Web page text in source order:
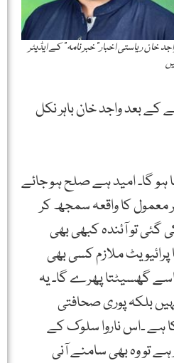
خان ریاستی اخبار ”خبر نامہ ” کے ایڈیٹر
کے بعد واجد خان باہر نکل
ہو گا۔ امید ہے صلح ہو جائے
معمول کا واقعہ سمجھ کر
تو آئندہ کبھی بھی
ملازم کسی بھی
گھسیٹتا پھرے گا۔ یہ
بلکہ پوری صحافتی
ہے ۔اس ناروا سلوک کے
ہے تو وہ بھی سامنے آنی